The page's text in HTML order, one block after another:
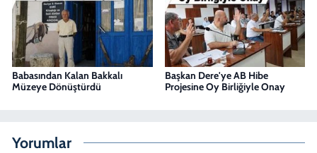
Babasından Kalan Bakkalı
Müzeye Dönüştürdü
Başkan Dere'ye AB Hibe
Projesine Oy Birliğiyle Onay
Yorumlar